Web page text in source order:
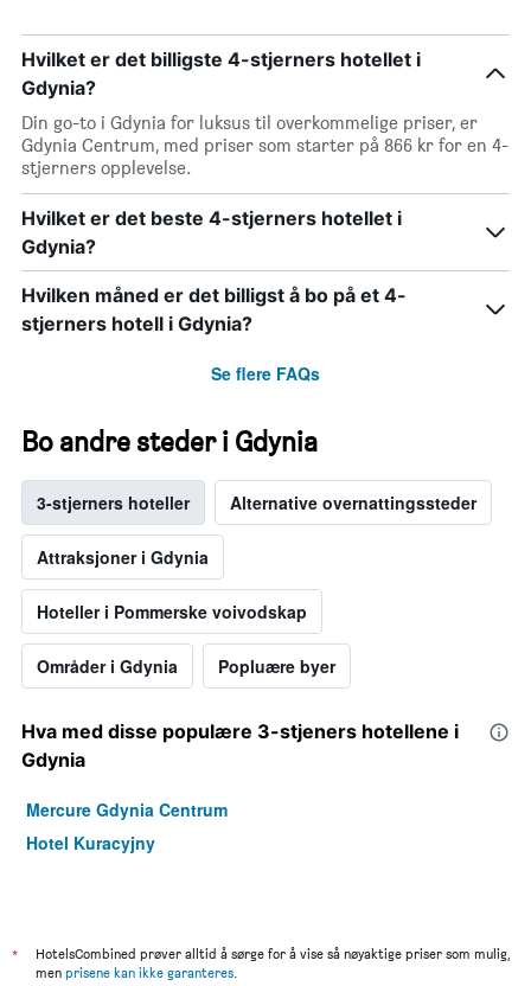
Hvilket er det billigste 4-stjerners hotellet i
Gdynia?
Din go-to i Gdynia for luksus til overkommelige priser, er
Gdynia Centrum, med priser som starter på 866 kr for en 4-
stjerners opplevelse.
Hvilket er det beste 4-stjerners hotellet i
Gdynia?
Hvilken måned er det billigst å bo på et 4-
stjerners hotell i Gdynia?
Se flere FAQs
Bo andre steder i Gdynia
3-stjerners hoteller Alternative overnattingssteder
Attraksjoner i Gdynia
Hoteller i Pommerske voivodskap
Områder i Gdynia Popluære byer
Hva med disse populære 3-stjeners hotellene i
Gdynia
Mercure Gdynia Centrum
Hotel Kuracyjny
*
HotelsCombined prøver alltid å sørge for å vise så nøyaktige priser som mulig,
men prisene kan ikke garanteres.